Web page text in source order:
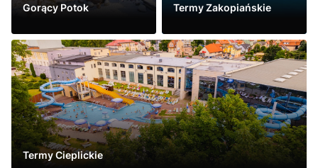
Gorący Potok
Vidět víc
Termy Zakopiańskie
Vidět víc
Termy Cieplickie